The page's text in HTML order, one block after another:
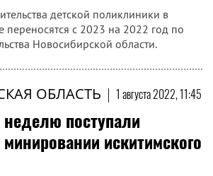
детской поликлиники в
переносятся с 2023 на 2022 год по
Новосибирской области.
ОБЛАСТЬ | 1 августа 2022, 11:45
поступали
искитимского